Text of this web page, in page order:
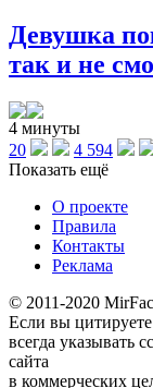
Девушка
так и не
4 минуты
20
4 594
Показать ещё
О проекте
Правила
Контакты
Реклама
© 2011-2020
Если вы
всегда указывать
сайта
в коммерческих